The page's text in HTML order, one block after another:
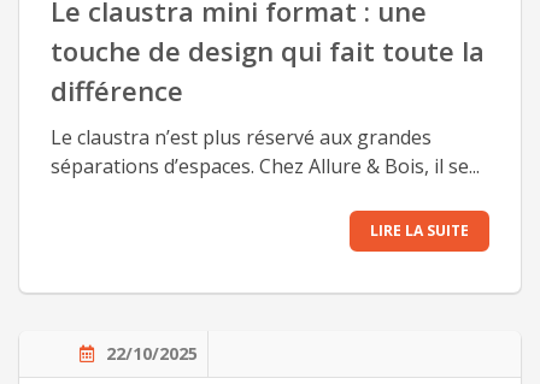
Le claustra mini format : une
touche de design qui fait toute la
différence
Le claustra n’est plus réservé aux grandes
séparations d’espaces. Chez Allure & Bois, il se...
LIRE LA SUITE
22/10/2025